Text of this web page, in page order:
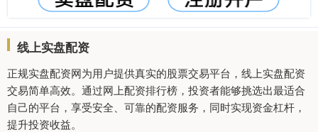
线上实盘配资
正规实盘配资网为用户提供真实的股票交易平台，线上实盘配资
交易简单高效。通过网上配资排行榜，投资者能够挑选出最适合
自己的平台，享受安全、可靠的配资服务，同时实现资金杠杆，
提升投资收益。